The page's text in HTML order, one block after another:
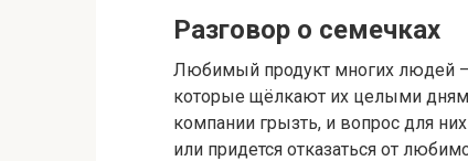
Разговор о семечках
Любимый продукт многих людей
которые щёлкают их целыми
компании грызть, и вопрос для
или придется отказаться от